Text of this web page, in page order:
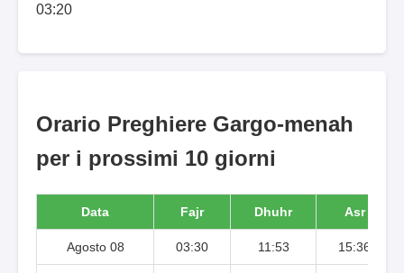
03:20
Orario Preghiere Gargo-menah
per i prossimi 10 giorni
Data Fajr Dhuhr Asr
Agosto 08 03:30 11:53 15:36